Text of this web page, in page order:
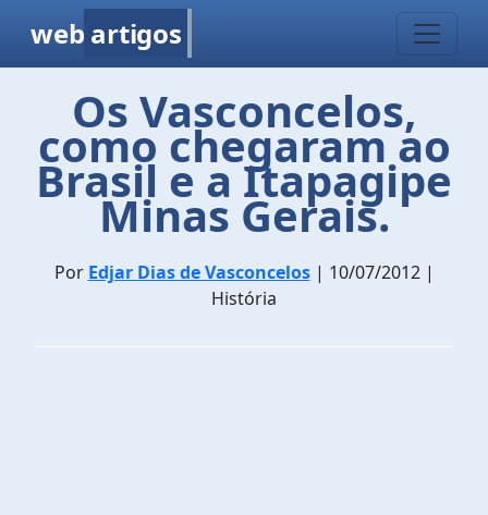
web artigos
Os Vasconcelos,
como chegaram ao
Brasil e a Itapagipe
Minas Gerais.
Por Edjar Dias de Vasconcelos| 10/07/2012 |
História